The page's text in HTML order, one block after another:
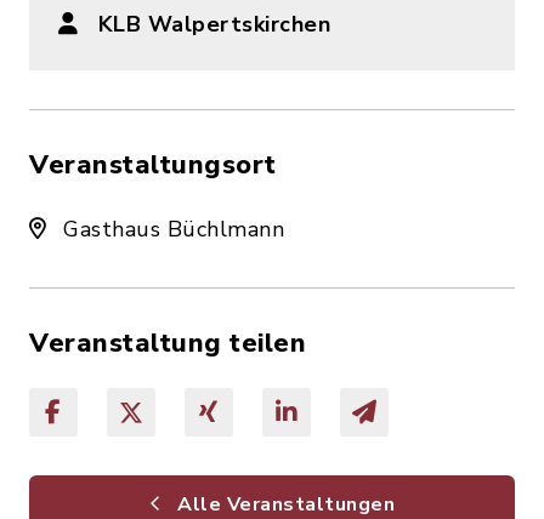
KLB Walpertskirchen
Veranstaltungsort
Gasthaus Büchlmann
Veranstaltung teilen
Alle Veranstaltungen